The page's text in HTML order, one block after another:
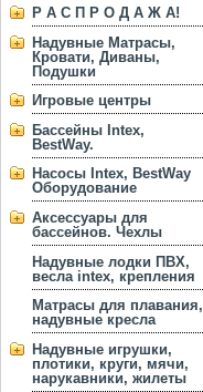
Р А С П Р О Д А Ж А!
Надувные Матрасы,
Кровати, Диваны,
Подушки
Игровые центры
Бассейны Intex,
BestWay.
Насосы Intex, BestWay
Оборудование
Аксессуары для
бассейнов. Чехлы
Надувные лодки ПВХ,
весла intex, крепления
Матрасы для плавания,
надувные кресла
Надувные игрушки,
плотики, круги, мячи,
нарукавники, жилеты